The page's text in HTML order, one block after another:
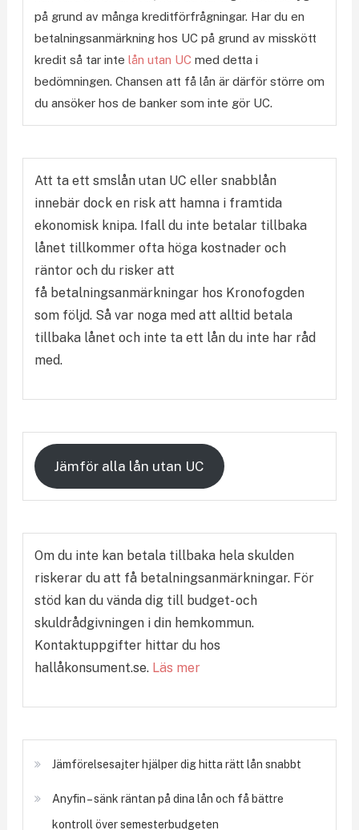
på grund av många kreditförfrågningar. Har du en
betalningsanmärkning hos UC på grund av misskött
kredit så tar inte lån utan UC med detta i
bedömningen. Chansen att få lån är därför större om
du ansöker hos de banker som inte gör UC.
Att ta ett smslån utan UC eller snabblån
innebär dock en risk att hamna i framtida
ekonomisk knipa. Ifall du inte betalar tillbaka
lånet tillkommer ofta höga kostnader och
räntor och du risker att
få betalningsanmärkningar hos Kronofogden
som följd. Så var noga med att alltid betala
tillbaka lånet och inte ta ett lån du inte har råd
med.
Jämför alla lån utan UC
Om du inte kan betala tillbaka hela skulden
riskerar du att få betalningsanmärkningar. För
stöd kan du vända dig till budget- och
skuldrådgivningen i din hemkommun.
Kontaktuppgifter hittar du hos
hallåkonsument.se. Läs mer
Jämförelsesajter hjälper dig hitta rätt lån snabbt
Anyfin – sänk räntan på dina lån och få bättre
kontroll över semesterbudgeten